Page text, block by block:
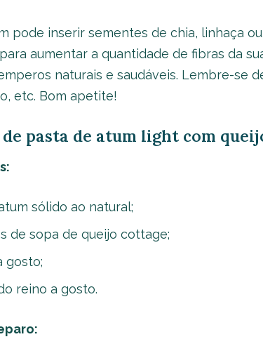
pode inserir sementes de chia, linhaça
aumentar a quantidade de fibras da
naturais e saudáveis. Lembre-se
etc. Bom apetite!
de pasta de atum light com
sólido ao natural;
de sopa de queijo cottage;
gosto;
reino a gosto.